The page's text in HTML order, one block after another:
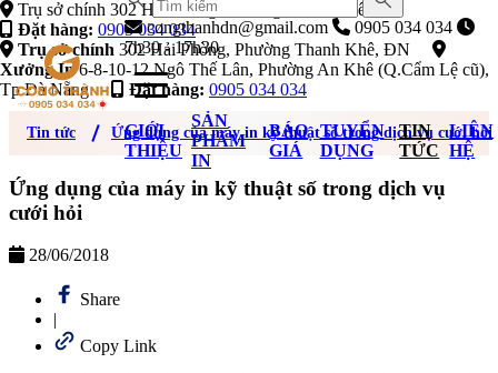
Trụ sở chính 302 Hải Phòng, Phường
Đặt hàng: 0905 034 034
Trụ sở chính 302 Hải Phòng, Phường Thanh Khê, ĐN
Xưởng In6-8-10-12 Ngô Thế Lân, Phường An Khê (Q.Cẩm Lệ cũ),
Tp Đà Nẵng
Đặt hàng: 0905 034 034
congthanhdn@gmail.com
0905 034 034
7h30 - 17h30
GIỚI
THIỆU
SẢN
PHẨM
IN
BÁO
GIÁ
TUYỂN
DỤNG
TIN
TỨC
LIÊN
HỆ
Tin tức Ứng dụng của máy in kỹ thuật số trong dịch vụ cưới hỏi
Ứng dụng của máy in kỹ thuật số trong dịch vụ
cưới hỏi
28/06/2018
Share
|
Copy Link